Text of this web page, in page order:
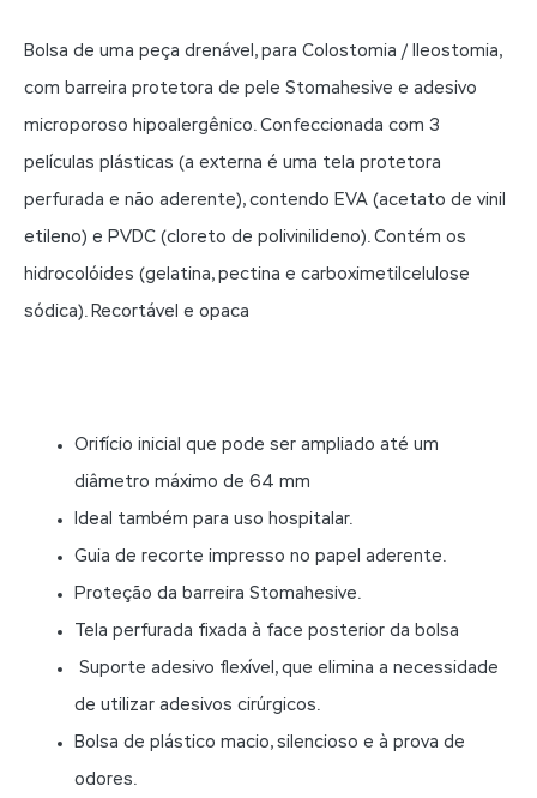
Bolsa de uma peça drenável, para Colostomia / Ileostomia,
com barreira protetora de pele Stomahesive e adesivo
microporoso hipoalergênico. Confeccionada com 3
películas plásticas (a externa é uma tela protetora
perfurada e não aderente), contendo EVA (acetato de vinil
etileno) e PVDC (cloreto de polivinilideno). Contém os
hidrocolóides (gelatina, pectina e carboximetilcelulose
sódica). Recortável e opaca
Orifício inicial que pode ser ampliado até um
diâmetro máximo de 64 mm
Ideal também para uso hospitalar.
Guia de recorte impresso no papel aderente.
Proteção da barreira Stomahesive.
Tela perfurada fixada à face posterior da bolsa
Suporte adesivo flexível, que elimina a necessidade
de utilizar adesivos cirúrgicos.
Bolsa de plástico macio, silencioso e à prova de
odores.